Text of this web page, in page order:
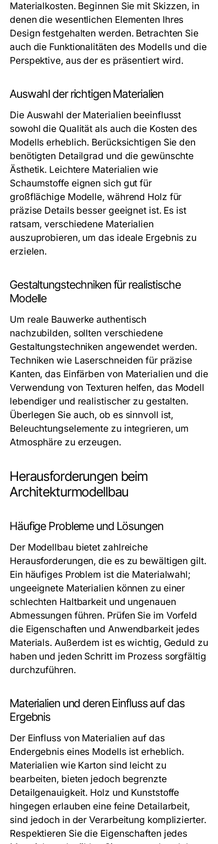
Materialkosten. Beginnen Sie mit Skizzen, in
denen die wesentlichen Elementen Ihres
Design festgehalten werden. Betrachten Sie
auch die Funktionalitäten des Modells und die
Perspektive, aus der es präsentiert wird.
Auswahl der richtigen Materialien
Die Auswahl der Materialien beeinflusst
sowohl die Qualität als auch die Kosten des
Modells erheblich. Berücksichtigen Sie den
benötigten Detailgrad und die gewünschte
Ästhetik. Leichtere Materialien wie
Schaumstoffe eignen sich gut für
großflächige Modelle, während Holz für
präzise Details besser geeignet ist. Es ist
ratsam, verschiedene Materialien
auszuprobieren, um das ideale Ergebnis zu
erzielen.
Gestaltungstechniken für realistische
Modelle
Um reale Bauwerke authentisch
nachzubilden, sollten verschiedene
Gestaltungstechniken angewendet werden.
Techniken wie Laserschneiden für präzise
Kanten, das Einfärben von Materialien und die
Verwendung von Texturen helfen, das Modell
lebendiger und realistischer zu gestalten.
Überlegen Sie auch, ob es sinnvoll ist,
Beleuchtungselemente zu integrieren, um
Atmosphäre zu erzeugen.
Herausforderungen beim
Architekturmodellbau
Häufige Probleme und Lösungen
Der Modellbau bietet zahlreiche
Herausforderungen, die es zu bewältigen gilt.
Ein häufiges Problem ist die Materialwahl;
ungeeignete Materialien können zu einer
schlechten Haltbarkeit und ungenauen
Abmessungen führen. Prüfen Sie im Vorfeld
die Eigenschaften und Anwendbarkeit jedes
Materials. Außerdem ist es wichtig, Geduld zu
haben und jeden Schritt im Prozess sorgfältig
durchzuführen.
Materialien und deren Einfluss auf das
Ergebnis
Der Einfluss von Materialien auf das
Endergebnis eines Modells ist erheblich.
Materialien wie Karton sind leicht zu
bearbeiten, bieten jedoch begrenzte
Detailgenauigkeit. Holz und Kunststoffe
hingegen erlauben eine feine Detailarbeit,
sind jedoch in der Verarbeitung komplizierter.
Respektieren Sie die Eigenschaften jedes